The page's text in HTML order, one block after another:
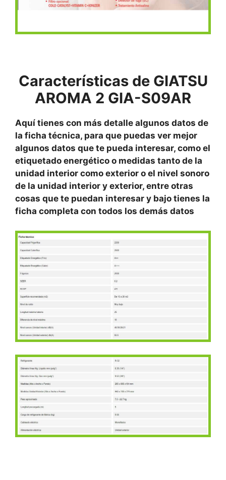
Características de GIATSU
AROMA 2 GIA-S09AR
Aquí tienes con más detalle algunos datos de
la ficha técnica, para que puedas ver mejor
algunos datos que te pueda interesar, como el
etiquetado energético o medidas tanto de la
unidad interior como exterior o el nivel sonoro
de la unidad interior y exterior, entre otras
cosas que te puedan interesar y bajo tienes la
ficha completa con todos los demás datos